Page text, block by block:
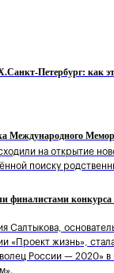
Петербург: как
Международного
на открытие
поиску
финалистами
Салтыкова,
«Проект жизнь»,
России — 2020» в